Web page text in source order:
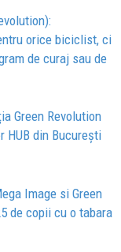
orice biciclist, ci
de curaj sau de
Green Revolution
HUB din București
Image si Green
de copii cu o tabara